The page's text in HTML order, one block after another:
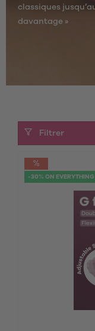
classiques
davantage »
Filtrer
-30% ON EVERYTHING